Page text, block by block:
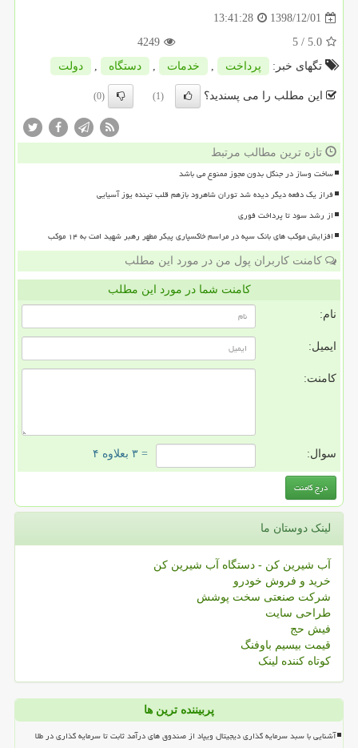
1398/12/01
13:41:28
5.0
/ 5
4249
تگهای خبر:
پرداخت , خدمات , دستگاه , دولت
این مطلب را می پسندید؟ (1)
(0)
تازه ترین مطالب مرتبط
ساخت وساز در جنگل بدون مجوز ممنوع می باشد
فراز یک دفعه دیگر دیده شد توران شاهرود بازهم قلب تپنده یوز آسیایی
از رشد سود تا پرداخت فوری
افزایش موکب های بانک سپه در مراسم خاکسپاری پیکر مطهر رهبر شهید امت به ۱۴ موکب
کامنت کاربران پول من در مورد این مطلب
کامنت شما در مورد این مطلب
نام:
ایمیل:
کامنت:
سوال: = ۳ بعلاوه ۴
لینک دوستان ما
آب شیرین کن - دستگاه آب شیرین کن
خرید و فروش خودرو
شرکت صنعتی سخت پوشش
طراحی سایت
فیش حج
قیمت بیسیم باوفنگ
کوتاه کننده لینک
پربیننده ترین ها
آشنایی با سبد سرمایه گذاری دیجیتال ویپاد از صندوق های درآمد ثابت تا سرمایه گذاری در طلا